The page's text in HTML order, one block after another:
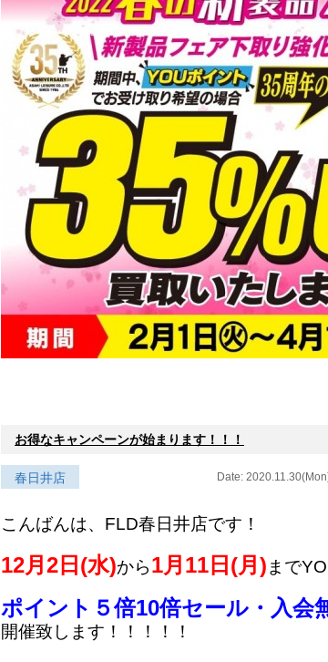
お得なキャンペーンが始まります！！！
春日井店 Date:
こんばんは、FLD春日井店です！
12月2日(水)から1月11日(月) まで
ポイント５倍10倍セール・ 入会
開催致します！！！！！